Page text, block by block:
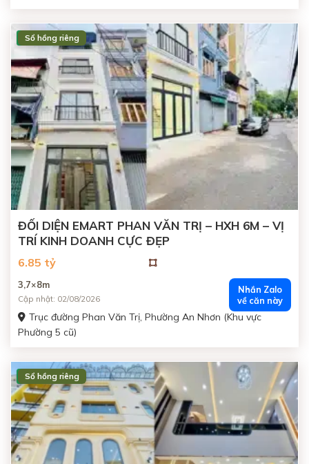
ĐANG BÁN
Sổ hồng riêng
ĐỐI DIỆN EMART PHAN VĂN TRỊ – HXH 6M – VỊ
TRÍ KINH DOANH CỰC ĐẸP
6.85 tỷ
3,7×8m
Cập nhật: 02/08/2026
Nhắn Zalo
về căn này
Trục đường Phan Văn Trị, Phường An Nhơn (Khu vực
Phường 5 cũ)
ĐANG BÁN
Sổ hồng riêng